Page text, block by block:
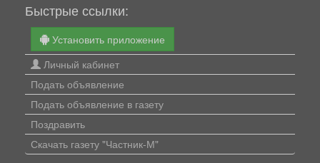
Быстрые ссылки:
Установить приложение
Личный кабинет
Подать объявление
Подать объявление в газету
Поздравить
Скачать газету "Частник-М"